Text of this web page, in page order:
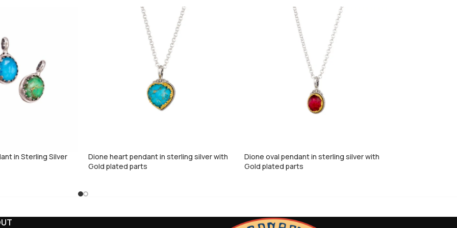
in Sterling Silver
Dione heart pendant in sterling silver with
Gold plated parts
Dione oval pendant in sterling silver with
Gold plated parts